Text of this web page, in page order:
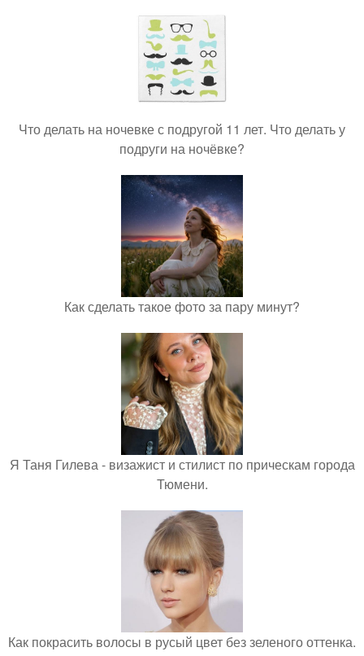
Что делать на ночевке с подругой 11 лет. Что делать у
подруги на ночёвке?
Как сделать такое фото за пару минут?
Я Таня Гилева - визажист и стилист по прическам города
Тюмени.
Как покрасить волосы в русый цвет без зеленого оттенка.